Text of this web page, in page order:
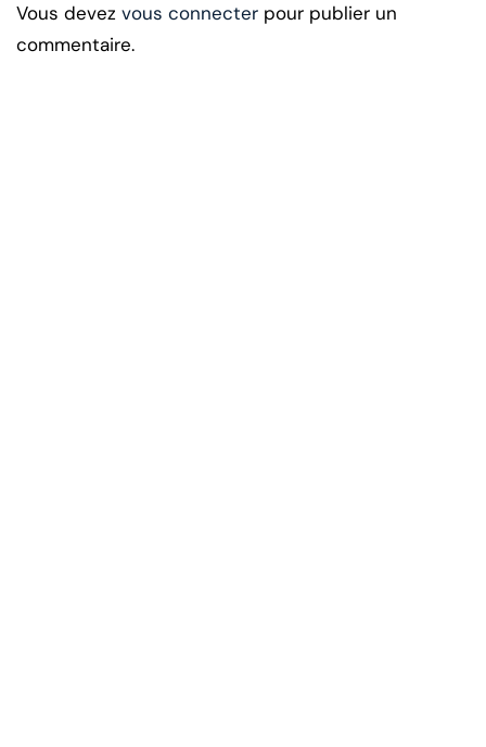
Vous devez vous connecter pour publier un
commentaire.